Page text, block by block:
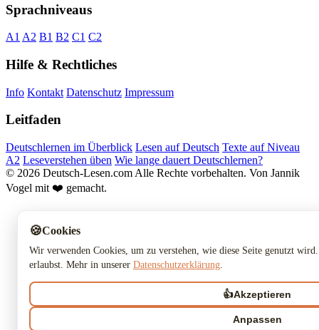
Sprachniveaus
A1 A2 B1 B2 C1 C2
Hilfe & Rechtliches
Info Kontakt Datenschutz Impressum
Leitfaden
Deutschlernen im Überblick Lesen auf Deutsch Texte auf Niveau
A2 Leseverstehen üben Wie lange dauert Deutschlernen?
© 2026 Deutsch-Lesen.com Alle Rechte vorbehalten. Von Jannik
Vogel mit ❤️ gemacht.
🍪Cookies
Wir verwenden Cookies, um zu verstehen, wie diese Seite genutzt
erlaubst. Mehr in unserer Datenschutzerklärung
👍Akzeptieren
Anpassen